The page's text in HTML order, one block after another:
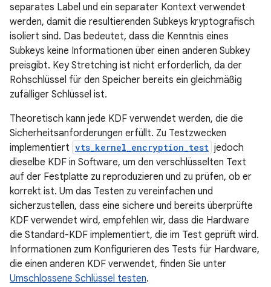
separates Label und ein separater Kontext verwendet
werden, damit die resultierenden Subkeys kryptografisch
isoliert sind. Das bedeutet, dass die Kenntnis eines
Subkeys keine Informationen über einen anderen Subkey
preisgibt. Key Stretching ist nicht erforderlich, da der
Rohschlüssel für den Speicher bereits ein gleichmäßig
zufälliger Schlüssel ist.
Theoretisch kann jede KDF verwendet werden, die die
Sicherheitsanforderungen erfüllt. Zu Testzwecken
implementiert vts_kernel_encryption_test jedoch
dieselbe KDF in Software, um den verschlüsselten Text
auf der Festplatte zu reproduzieren und zu prüfen, ob er
korrekt ist. Um das Testen zu vereinfachen und
sicherzustellen, dass eine sichere und bereits überprüfte
KDF verwendet wird, empfehlen wir, dass die Hardware
die Standard-KDF implementiert, die im Test geprüft wird.
Informationen zum Konfigurieren des Tests für Hardware,
die einen anderen KDF verwendet, finden Sie unter
Umschlossene Schlüssel testen.